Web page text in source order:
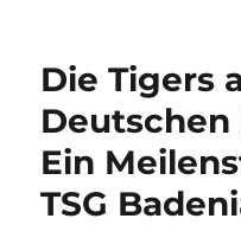
Die Tigers
Ein
TSG